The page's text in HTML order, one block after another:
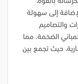
إلى سهولة
والتصاميم
الضخمة. مما
حيث تجمع بين